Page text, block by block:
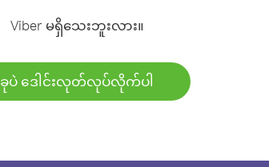
Viber မရှိသေးဘူးလား။
ခုပဲ ဒေါင်းလုတ်လုပ်လိုက်ပါ